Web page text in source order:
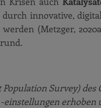
innovative,
(Metzger,
Survey)
erhoben